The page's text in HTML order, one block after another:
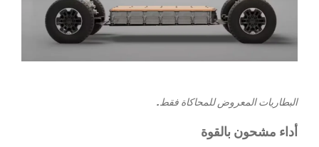
​​البطاريات المعروض للمحاكاة فقط.
​أداء مشحون بالقوة​